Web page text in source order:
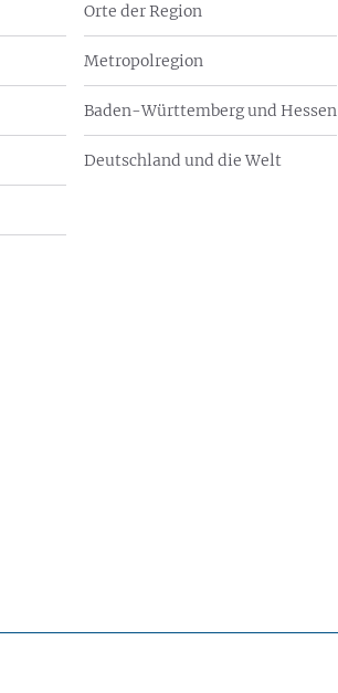
Orte der Region
Metropolregion
Baden-Württemberg und Hessen
Deutschland und die Welt